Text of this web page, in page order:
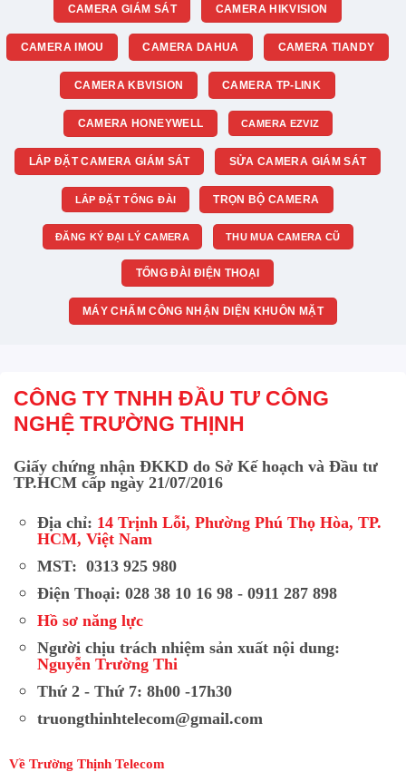
CAMERA GIÁM SÁT CAMERA HIKVISION
CAMERA IMOU CAMERA DAHUA CAMERA TIANDY
CAMERA KBVISION CAMERA TP-LINK
CAMERA HONEYWELL CAMERA EZVIZ
LẮP ĐẶT CAMERA GIÁM SÁT SỬA CAMERA GIÁM SÁT
LẮP ĐẶT TỔNG ĐÀI TRỌN BỘ CAMERA
ĐĂNG KÝ ĐẠI LÝ CAMERA THU MUA CAMERA CŨ
TỔNG ĐÀI ĐIỆN THOẠI
MÁY CHẤM CÔNG NHẬN DIỆN KHUÔN MẶT
CÔNG TY TNHH ĐẦU TƯ CÔNG
NGHỆ TRƯỜNG THỊNH
Giấy chứng nhận ĐKKD do Sở Kế hoạch và Đầu tư
TP.HCM cấp ngày 21/07/2016
Địa chỉ: 14 Trịnh Lỗi, Phường Phú Thọ Hòa, TP.
HCM, Việt Nam
MST: 0313 925 980
Điện Thoại: 028 38 10 16 98 - 0911 287 898
Hồ sơ năng lực
Người chịu trách nhiệm sản xuất nội dung:
Nguyễn Trường Thi
Thứ 2 - Thứ 7: 8h00 -17h30
truongthinhtelecom@gmail.com
Về Trường Thịnh Telecom